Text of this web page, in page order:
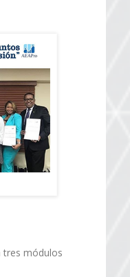
tres módulos